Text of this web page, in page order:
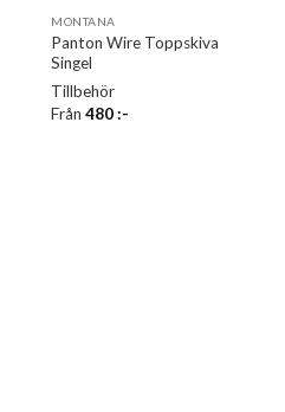
MONTANA
Panton Wire Toppskiva
Singel
Tillbehör
Från480:-